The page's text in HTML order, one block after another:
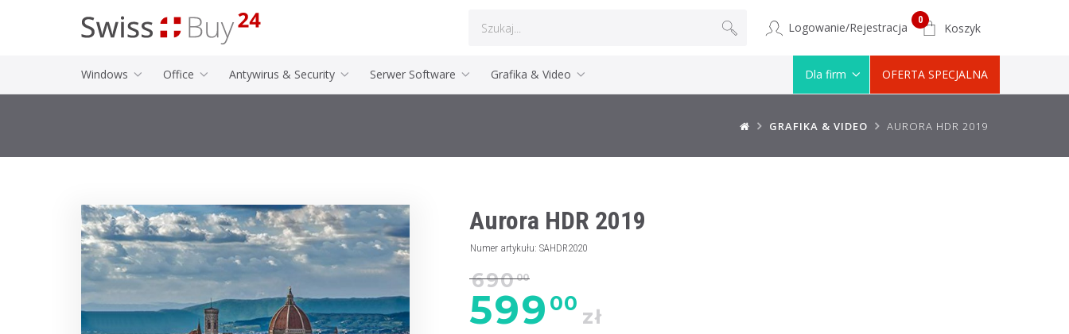
Logowanie/Rejestracja
0
Koszyk
Windows Office Antywirus & Security Serwer Software Grafika & Video Dla firm OFERTA SPECJALNA
GRAFIKA & VIDEO AURORA HDR 2019
Aurora HDR 2019
Numer artykułu: SAHDR2020
69000
599 00
zł